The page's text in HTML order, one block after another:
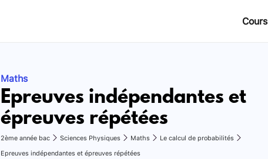
Cours
Maths
Epreuves indépendantes et
épreuves répétées
2ème année bac Sciences Physiques Maths
Le calcul de probabilités
Epreuves indépendantes et épreuves répétées